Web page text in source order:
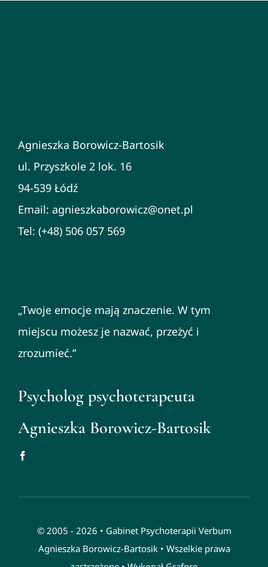
Agnieszka Borowicz-Bartosik
ul. Przyszkole 2 lok. 16
94-539 Łódź
Email: agnieszkaborowicz@onet.pl
Tel: (+48) 506 057 569
„Twoje emocje mają znaczenie. W tym
miejscu możesz je nazwać, przeżyć i
zrozumieć.”
Psycholog psychoterapeuta
Agnieszka Borowicz-Bartosik
© 2005 - 2026 • Gabinet Psychoterapii Verbum
Agnieszka Borowicz-Bartosik• Wszelkie prawa